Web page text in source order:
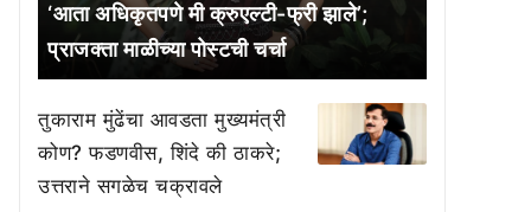
‘आता अधिकृतपणे मी क्रुएल्टी-फ्री झाले’;
प्राजक्ता माळीच्या पोस्टची चर्चा
तुकाराम मुंढेंचा आवडता मुख्यमंत्री
कोण? फडणवीस, शिंदे की ठाकरे;
उत्तराने सगळेच चक्रावले